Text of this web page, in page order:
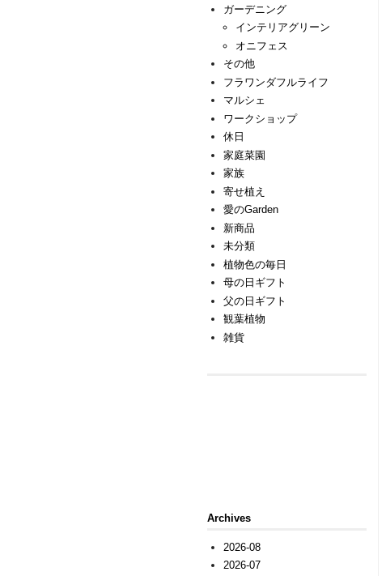
ガーデニング
インテリアグリーン
オニフェス
その他
フラワンダフルライフ
マルシェ
ワークショップ
休日
家庭菜園
家族
寄せ植え
愛のGarden
新商品
未分類
植物色の毎日
母の日ギフト
父の日ギフト
観葉植物
雑貨
Archives
2026-08
2026-07